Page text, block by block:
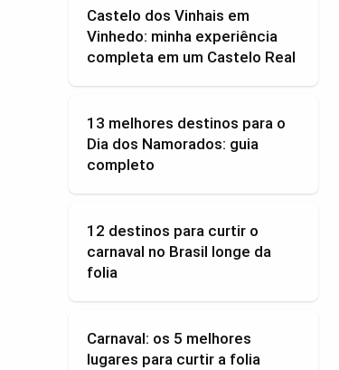
Castelo dos Vinhais em
Vinhedo: minha experiência
completa em um Castelo Real
13 melhores destinos para o
Dia dos Namorados: guia
completo
12 destinos para curtir o
carnaval no Brasil longe da
folia
Carnaval: os 5 melhores
lugares para curtir a folia